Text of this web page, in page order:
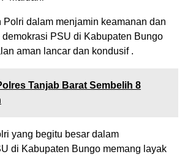
Polri dalam menjamin keamanan dan
demokrasi PSU di Kabupaten Bungo
aman lancar dan kondusif .
Tanjab Barat Sembelih 8
yang begitu besar dalam
di Kabupaten Bungo memang layak